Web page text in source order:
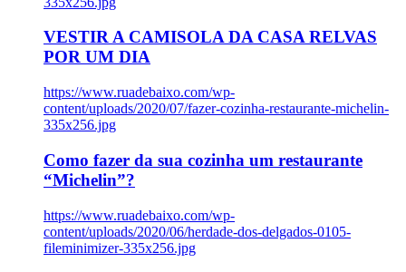
VESTIR A CAMISOLA DA CASA RELVAS
POR UM DIA
https://www.ruadebaixo.com/wp-
content/uploads/2020/07/fazer-cozinha-restaurante-michelin-
335x256.jpg
Como fazer da sua cozinha um restaurante
“Michelin”?
https://www.ruadebaixo.com/wp-
content/uploads/2020/06/herdade-dos-delgados-0105-
fileminimizer-335x256.jpg